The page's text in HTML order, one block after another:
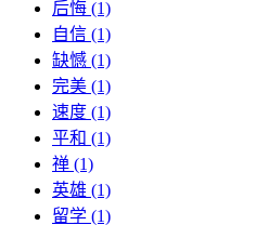
后悔 (1)
自信 (1)
缺憾 (1)
完美 (1)
速度 (1)
平和 (1)
禅 (1)
英雄 (1)
留学 (1)